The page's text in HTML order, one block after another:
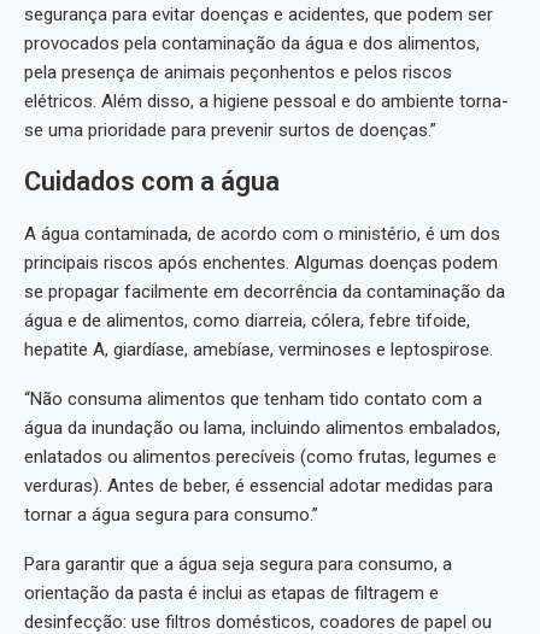
segurança para evitar doenças e acidentes, que podem ser
provocados pela contaminação da água e dos alimentos,
pela presença de animais peçonhentos e pelos riscos
elétricos. Além disso, a higiene pessoal e do ambiente torna-
se uma prioridade para prevenir surtos de doenças.”
Cuidados com a água
A água contaminada, de acordo com o ministério, é um dos
principais riscos após enchentes. Algumas doenças podem
se propagar facilmente em decorrência da contaminação da
água e de alimentos, como diarreia, cólera, febre tifoide,
hepatite A, giardíase, amebíase, verminoses e leptospirose.
“Não consuma alimentos que tenham tido contato com a
água da inundação ou lama, incluindo alimentos embalados,
enlatados ou alimentos perecíveis (como frutas, legumes e
verduras). Antes de beber, é essencial adotar medidas para
tornar a água segura para consumo.”
Para garantir que a água seja segura para consumo, a
orientação da pasta é inclui as etapas de filtragem e
desinfecção: use filtros domésticos, coadores de papel ou